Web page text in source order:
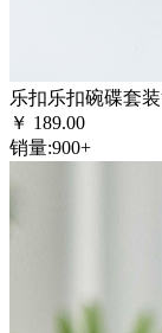
乐扣乐扣碗碟套
￥ 189.00
销量:900+